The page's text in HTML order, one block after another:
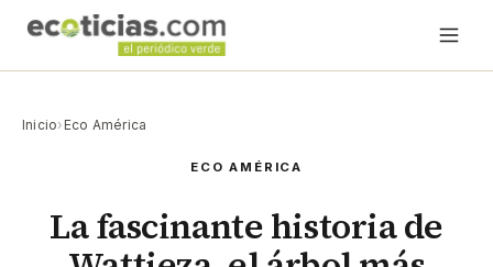
Inicio› Eco América
ECO AMÉRICA
La fascinante historia de